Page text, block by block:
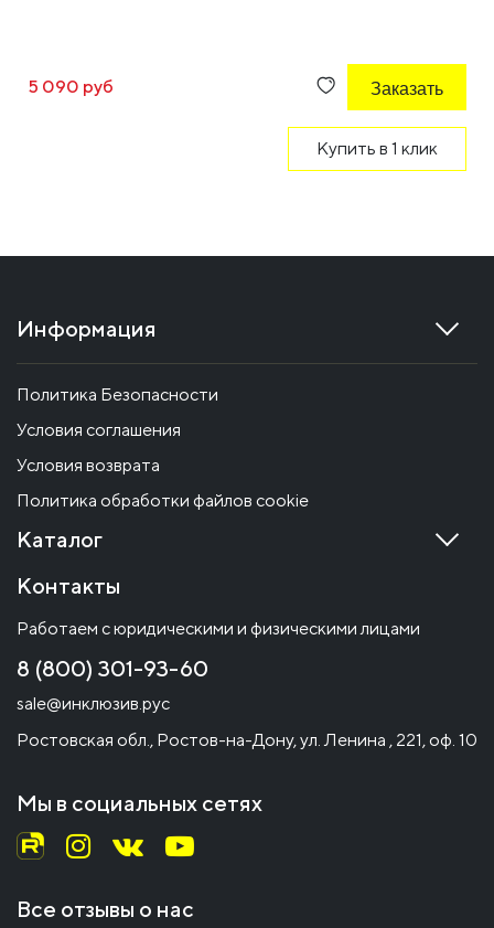
5 090 руб Заказать
Купить в 1 клик
Информация
Политика Безопасности
Условия соглашения
Условия возврата
Политика обработки файлов cookie
Каталог
Контакты
Работаем с юридическими и физическими лицами
8 (800) 301-93-60
sale@инклюзив.рус
Ростовская обл., Ростов-на-Дону, ул. Ленина , 221, оф. 10
Мы в социальных сетях
Все отзывы о нас